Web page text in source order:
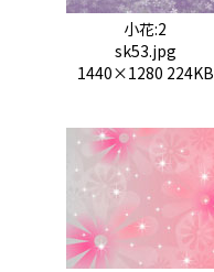
小花:2
sk53.jpg
1440×1280 224KB